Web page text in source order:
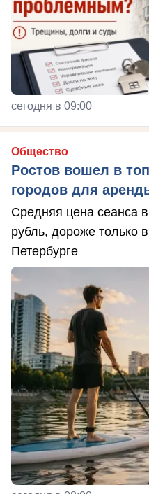
сегодня в 09:00
Общество
Ростов вошел в
городов для
Средняя цена сеанса
рубль, дороже только
Петербурге